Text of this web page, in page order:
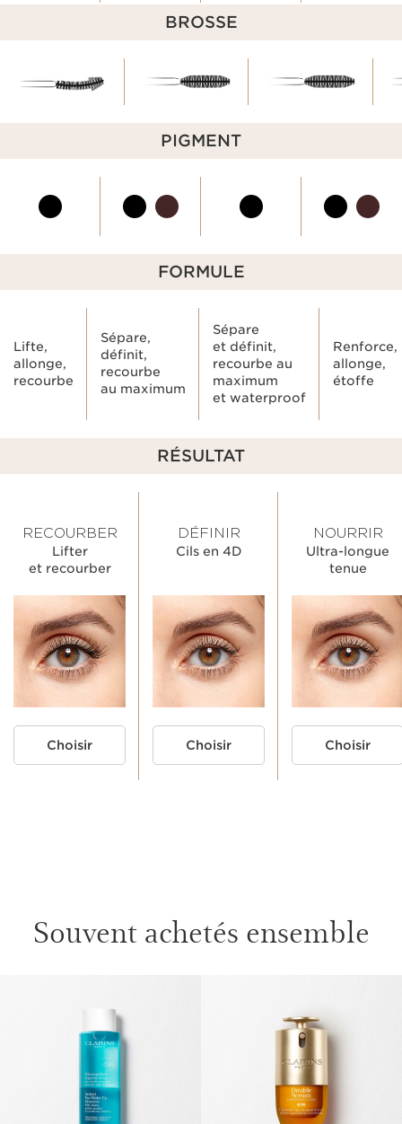
BROSSE
PIGMENT
FORMULE
Lifte,
allonge,
recourbe
Sépare,
définit,
recourbe
au maximum
Sépare
et définit,
recourbe au
maximum
et waterproof
Renforce,
allonge,
étoffe
RÉSULTAT
RECOURBER
Lifter
et recourber
Choisir
DÉFINIR
Cils en 4D
Choisir
NOURRIR
Ultra-longue
tenue
Choisir
BASE
Souvent achetés ensemble